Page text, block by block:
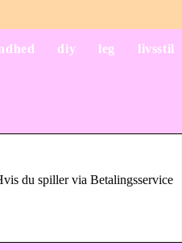
diy leg livsstil
du spiller via Betalingsservice